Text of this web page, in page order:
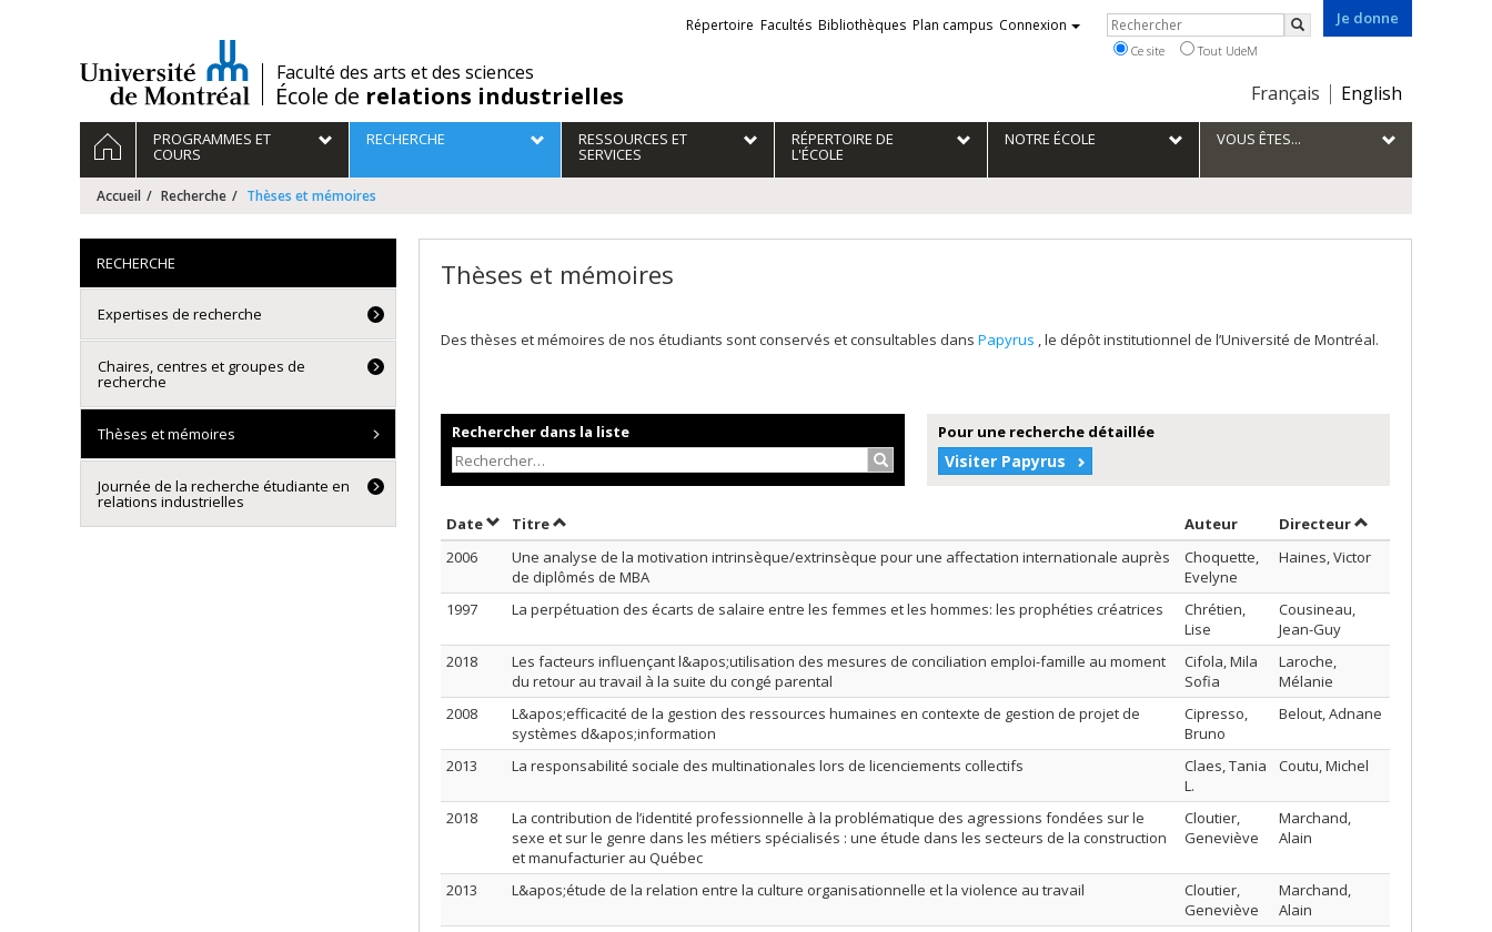
/Faculté des arts et des sciences
École de relations industrielles
Je donne
Choix
la
langue
Français English
Liens
externes
Répertoire Facultés Bibliothèques Plan campus Connexion Rechercher
Rechercher
Ce site Tout UdeM
Navigation
principale
ACCUEILPROGRAMMES ET
COURS
RECHERCHE RESSOURCES ET
SERVICES
RÉPERTOIRE DE
L'ÉCOLE
NOTRE ÉCOLE VOUS ÊTES...
Accueil Recherche Thèses et mémoires
Thèses et mémoires
Des thèses et mémoires de nos étudiants sont conservés et consultables dans Papyrus , le dépôt institutionnel de l’Université de Montréal.
Rechercher dans la liste
Rechercher…
Pour une recherche détaillée
Visiter Papyrus
DateTrier par date en ordre croissant
TitreTrier par titre en ordre croissant Auteur Trier par auteur en ordre
Directeurpar contributeur
2006
Une analyse de la motivation intrinsèque/extrinsèque pour une affectation internationale auprès
de diplômés de MBA
Choquette,
Evelyne
Haines, Victor
1997 La perpétuation des écarts de salaire entre les femmes et les hommes: les prophéties créatrices
Chrétien,
Lise
Cousineau,
Jean-Guy
2018
Les facteurs influençant l&apos;utilisation des mesures de conciliation emploi-famille au moment
du retour au travail à la suite du congé parental
Cifola, Mila
Sofia
Laroche,
Mélanie
2008
L&apos;efficacité de la gestion des ressources humaines en contexte de gestion de projet de
systèmes d&apos;information
Cipresso,
Bruno
Belout, Adnane
2013 La responsabilité sociale des multinationales lors de licenciements collectifs
Claes, Tania
L.
Coutu, Michel
2018
La contribution de l’identité professionnelle à la problématique des agressions fondées sur le
sexe et sur le genre dans les métiers spécialisés : une étude dans les secteurs de la construction
et manufacturier au Québec
Cloutier,
Geneviève
Marchand,
Alain
2013 L&apos;étude de la relation entre la culture organisationnelle et la violence au travail
Cloutier,
Geneviève
Marchand,
Alain
RECHERCHE
Expertises de recherche
Chaires, centres et groupes de
recherche
Thèses et mémoires
Journée de la recherche étudiante en
relations industrielles